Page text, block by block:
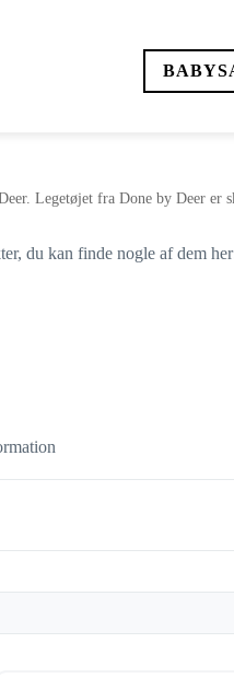
Legetøjet fra Done by Deer
du kan finde nogle af dem